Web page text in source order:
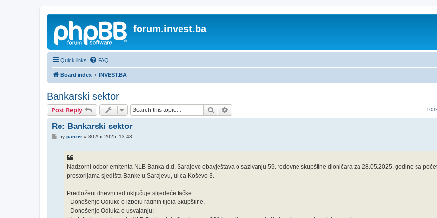
forum.invest.ba
Quick links FAQ
Board index INVEST.BA
Bankarski sektor
Post Reply Search
Re: Bankarski sektor
Pby panzer» 30 Apr 2025, 13:43
Nadzorni odbor emitenta NLB Banka d.d. Sarajevo obavještava o sazivanju 59. redovne skupštine dioničara za 28.05.2025. godine sa
prostorijama sjedišta Banke u Sarajevu, ulica Koševo 3.
Predloženi dnevni red uključuje slijedeće tačke:
- Donošenje Odluke o izboru radnih tijela Skupštine,
- Donošenje Odluka o usvajanju: